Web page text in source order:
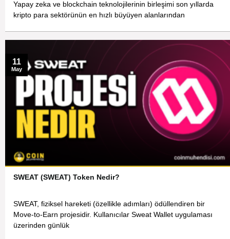
Yapay zeka ve blockchain teknolojilerinin birleşimi son yıllarda
kripto para sektörünün en hızlı büyüyen alanlarından
SWEAT (SWEAT) Token Nedir?
SWEAT, fiziksel hareketi (özellikle adımları) ödüllendiren bir
Move-to-Earn projesidir. Kullanıcılar Sweat Wallet uygulaması
üzerinden günlük
11
May